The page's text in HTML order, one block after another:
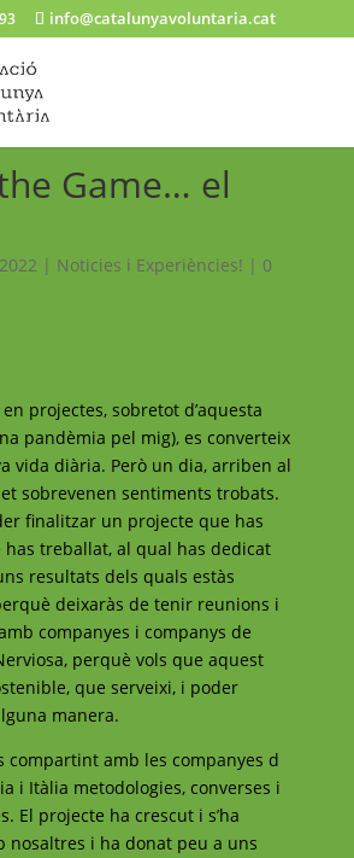
info@catalunyavoluntaria.cat
Game… el
| Noticies i Experiències! | 0
projectes, sobretot d’aquesta
pandèmia pel mig), es converteix
vida diària. Però un dia, arriben al
sobrevenen sentiments trobats.
finalitzar un projecte que has
has treballat, al qual has dedicat
resultats dels quals estàs
deixaràs de tenir reunions i
companyes i companys de
perquè vols que aquest
que serveixi, i poder
manera.
compartint amb les companyes d
i Itàlia metodologies, converses i
El projecte ha crescut i s’ha
nosaltres i ha donat peu a uns